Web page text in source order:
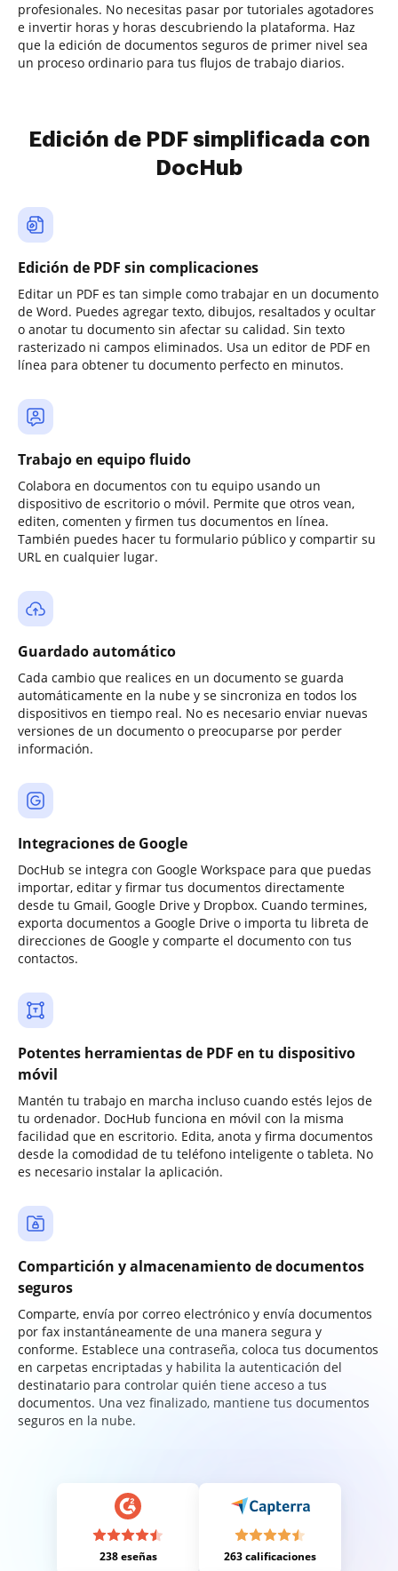
profesionales. No necesitas pasar por tutoriales agotadores
e invertir horas y horas descubriendo la plataforma. Haz
que la edición de documentos seguros de primer nivel sea
un proceso ordinario para tus flujos de trabajo diarios.
Edición de PDF simplificada con
DocHub
Edición de PDF sin complicaciones
Editar un PDF es tan simple como trabajar en un documento
de Word. Puedes agregar texto, dibujos, resaltados y ocultar
o anotar tu documento sin afectar su calidad. Sin texto
rasterizado ni campos eliminados. Usa un editor de PDF en
línea para obtener tu documento perfecto en minutos.
Trabajo en equipo fluido
Colabora en documentos con tu equipo usando un
dispositivo de escritorio o móvil. Permite que otros vean,
editen, comenten y firmen tus documentos en línea.
También puedes hacer tu formulario público y compartir su
URL en cualquier lugar.
Guardado automático
Cada cambio que realices en un documento se guarda
automáticamente en la nube y se sincroniza en todos los
dispositivos en tiempo real. No es necesario enviar nuevas
versiones de un documento o preocuparse por perder
información.
Integraciones de Google
DocHub se integra con Google Workspace para que puedas
importar, editar y firmar tus documentos directamente
desde tu Gmail, Google Drive y Dropbox. Cuando termines,
exporta documentos a Google Drive o importa tu libreta de
direcciones de Google y comparte el documento con tus
contactos.
Potentes herramientas de PDF en tu dispositivo
móvil
Mantén tu trabajo en marcha incluso cuando estés lejos de
tu ordenador. DocHub funciona en móvil con la misma
facilidad que en escritorio. Edita, anota y firma documentos
desde la comodidad de tu teléfono inteligente o tableta. No
es necesario instalar la aplicación.
Compartición y almacenamiento de documentos
seguros
Comparte, envía por correo electrónico y envía documentos
por fax instantáneamente de una manera segura y
conforme. Establece una contraseña, coloca tus documentos
en carpetas encriptadas y habilita la autenticación del
destinatario para controlar quién tiene acceso a tus
documentos. Una vez finalizado, mantiene tus documentos
seguros en la nube.
238 eseñas 263 calificaciones